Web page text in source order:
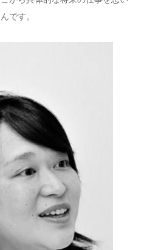
です。